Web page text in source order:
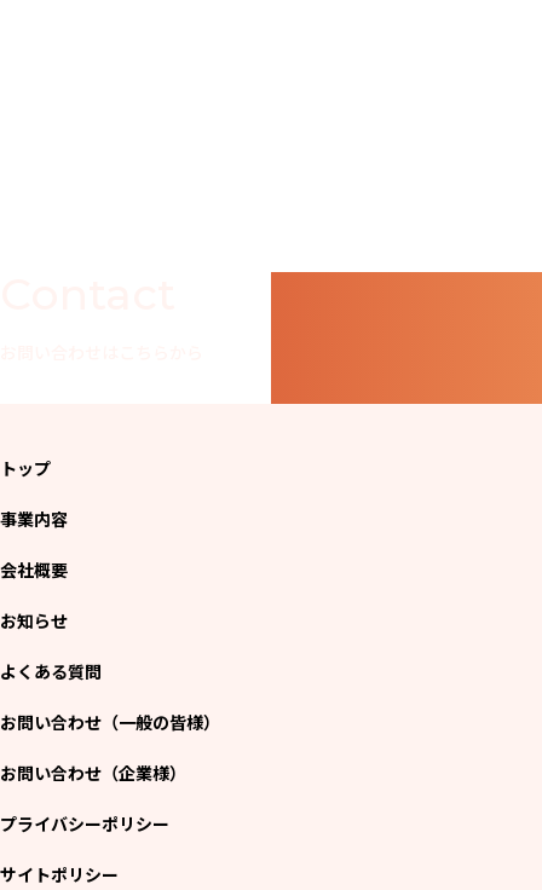
トップ
事業内容
会社概要
お知らせ
よくある質問
お問い合わせ（一般の皆様）
お問い合わせ（企業様）
プライバシーポリシー
サイトポリシー